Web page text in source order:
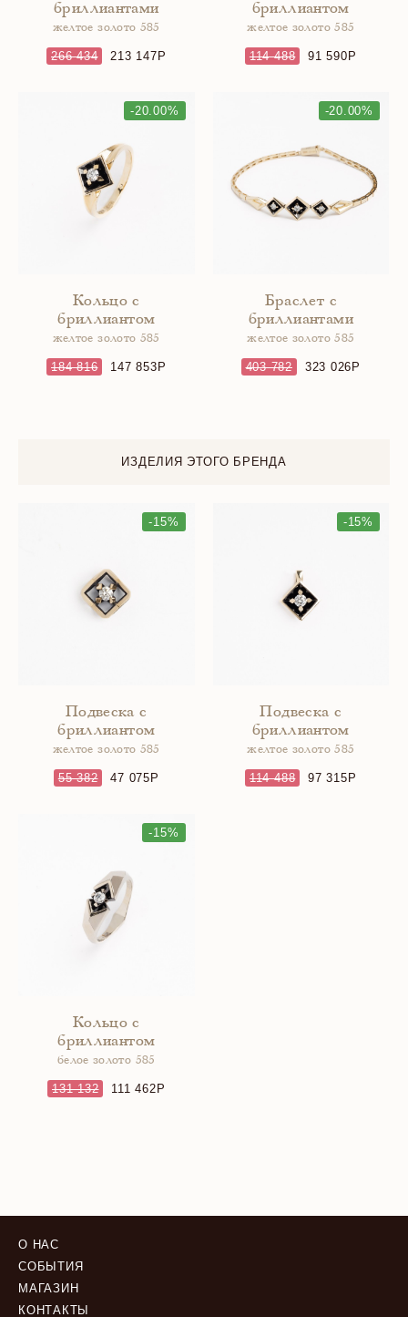
бриллиантами
желтое золото 585
266 434 213 147
бриллиантом
желтое золото 585
114 488 91 590
-20.00%
Кольцо с
бриллиантом
желтое золото 585
184 816 147 853
-20.00%
Браслет с
бриллиантами
желтое золото 585
403 782 323 026
ИЗДЕЛИЯ ЭТОГО БРЕНДА
-15%
Подвеска с
бриллиантом
желтое золото 585
55 382 47 075
-15%
Подвеска с
бриллиантом
желтое золото 585
114 488 97 315
-15%
Кольцо с
бриллиантом
белое золото 585
131 132 111 462
О НАС
СОБЫТИЯ
МАГАЗИН
КОНТАКТЫ